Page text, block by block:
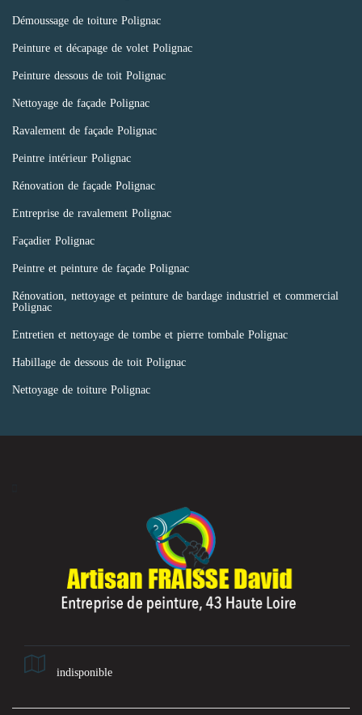
Démoussage de toiture Polignac
Peinture et décapage de volet Polignac
Peinture dessous de toit Polignac
Nettoyage de façade Polignac
Ravalement de façade Polignac
Peintre intérieur Polignac
Rénovation de façade Polignac
Entreprise de ravalement Polignac
Façadier Polignac
Peintre et peinture de façade Polignac
Rénovation, nettoyage et peinture de bardage industriel et commercial
Polignac
Entretien et nettoyage de tombe et pierre tombale Polignac
Habillage de dessous de toit Polignac
Nettoyage de toiture Polignac
indisponible